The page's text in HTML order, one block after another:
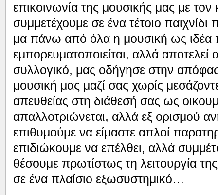
επικοινωνία της μουσικής μας με
συμμετέχουμε σε ένα τέτοιο
μα πάνω από όλα η μουσική ως ιδέα
εμπορευματοποιείται, αλλά αποτελεί
συλλογικό, μας οδήγησε στην
μουσική μας μαζί σας χωρίς
απευθείας στη διάθεσή σας ως
απαλλοτριώνεται, αλλά εξ ορισμού
επιθυμούμε να είμαστε απλοί
επιδιώκουμε να επέλθει, αλλά
θέσουμε πρωτίστως τη λειτουργία
σε ένα πλαίσιο εξωσυστημικό…